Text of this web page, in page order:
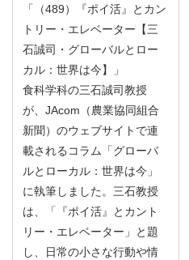
「（489）『ポイ活』とカン
トリー・エレベーター【三
石誠司・グローバルとロー
カル：世界は今】」
食科学科の三石誠司教授
が、JAcom（農業協同組合
新聞）のウェブサイトで連
載されるコラム「グローバ
ルとローカル：世界は今」
に執筆しました。三石教授
は、「『ポイ活』とカント
リー・エレベーター」と題
し、日常の小さな行動や情